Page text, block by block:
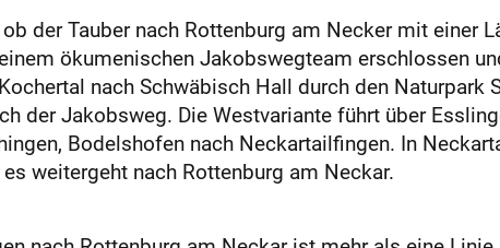
der Tauber nach Rottenburg am Necker mit einer
ökumenischen Jakobswegteam erschlossen
nach Schwäbisch Hall durch den Naturpark
der Jakobsweg. Die Westvariante führt über
Bodelshofen nach Neckartailfingen. In
weitergeht nach Rottenburg am Neckar.